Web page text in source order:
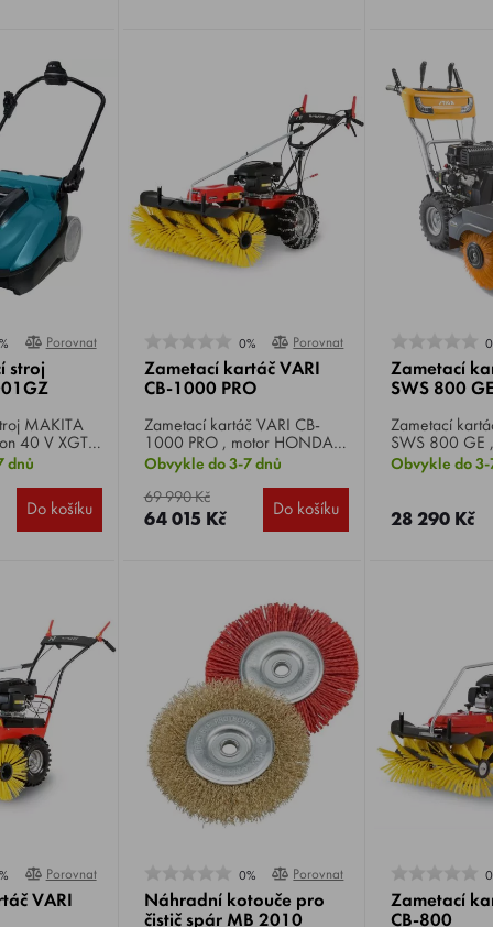
Porovnat
stroj
40 V XGT,
min-1,
objem
l, hmotnost
dnů
Do košíku
0% Porovnat
Zametací kartáč VARI
CB-1000 PRO
Zametací kartáč VARI CB-
1000 PRO , motor HONDA
GCVx200, výkon 6,5 HP, šíře
záběru 100 cm, plošný výkon
až 5600 m2/hod, rychlost
pojezdu 2,3 - 5,6 km/h,
hmotnost 94 kg.
Obvykle do 3-7 dnů
69 990 Kč
64 015 Kč Do košíku
Zametací
SWS 800 GE
Zametací kartáč
SWS 800 GE
SM70,
výkon 6 HP,
cm, průměr
cm, hmotnost
Obvykle do 3-
28 290 Kč
Porovnat
VARI
0% Porovnat
Náhradní kotouče pro
čistič spár MB 2010
Zametací
CB-800